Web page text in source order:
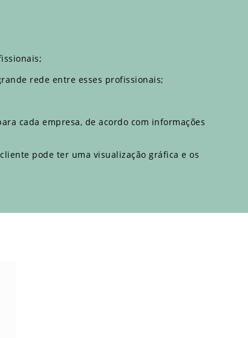
rede entre esses profissionais;
cada empresa, de acordo com informações
pode ter uma visualização gráfica e os